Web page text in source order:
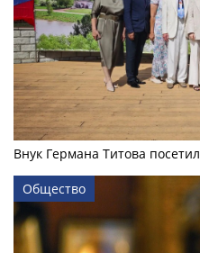
Внук Германа Титова
Общество